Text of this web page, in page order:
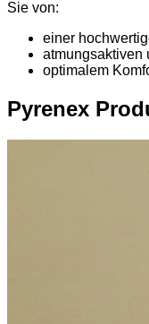
Sie von:
einer
atmungsaktiven
optimalem
Pyrenex